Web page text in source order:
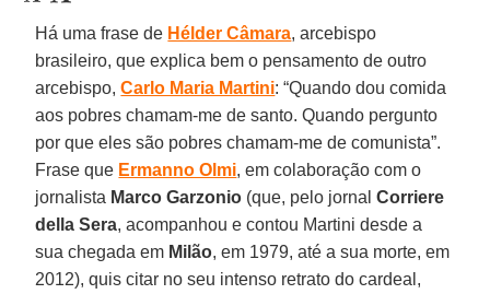
Há uma frase de Hélder Câmara, arcebispo
brasileiro, que explica bem o pensamento de outro
arcebispo,Carlo Maria Martini: “Quando dou comida
aos pobres chamam-me de santo. Quando pergunto
por que eles são pobres chamam-me de comunista”.
Frase que Ermanno Olmi, em colaboração com o
jornalista Marco Garzonio (que, pelo jornalCorriere
della Sera, acompanhou e contou Martini desde a
sua chegada em Milão, em 1979, até a sua morte, em
2012), quis citar no seu intenso retrato do cardeal,